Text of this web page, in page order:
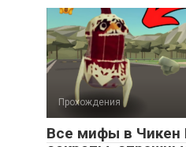
Прохождения
Все мифы в Чикен